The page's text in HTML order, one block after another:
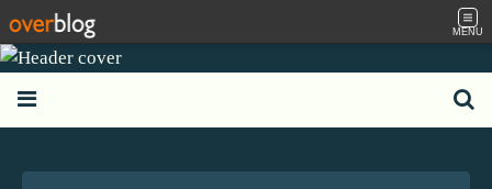
MENU